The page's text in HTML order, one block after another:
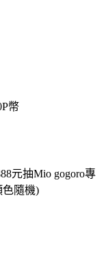
幣
元抽Mio gogoro專
色隨機)